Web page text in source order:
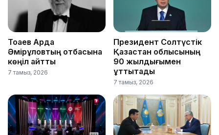
Тоқаев Ардақ
Әмірқұловтың отбасына
көңіл айтты
7 тамыз, 2026
Президент Солтүстік
Қазақстан облысының
90 жылдығымен
құттықтады
7 тамыз, 2026